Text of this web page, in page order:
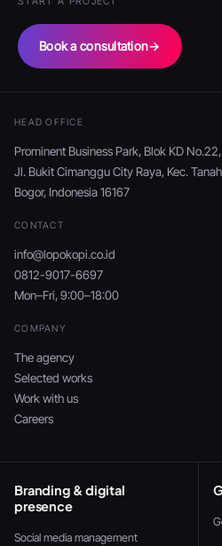
Book a consultation→
HEAD OFFICE
Prominent Business Park, Blok KD No.22,
Jl. Bukit Cimanggu City Raya, Kec.
Bogor, Indonesia 16167
CONTACT
info@lopokopi.co.id
0812-9017-6697
Mon–Fri, 9:00–18:00
COMPANY
The agency
Selected works
Work with us
Careers
Branding & digital
presence
Social media management